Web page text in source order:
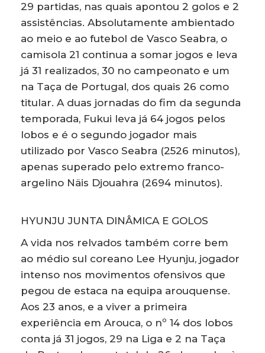
29 partidas, nas quais apontou 2 golos e 2
assistências. Absolutamente ambientado
ao meio e ao futebol de Vasco Seabra, o
camisola 21 continua a somar jogos e leva
já 31 realizados, 30 no campeonato e um
na Taça de Portugal, dos quais 26 como
titular. A duas jornadas do fim da segunda
temporada, Fukui leva já 64 jogos pelos
lobos e é o segundo jogador mais
utilizado por Vasco Seabra (2526 minutos),
apenas superado pelo extremo franco-
argelino Näis Djouahra (2694 minutos).
HYUNJU JUNTA DINÂMICA E GOLOS
A vida nos relvados também corre bem
ao médio sul coreano Lee Hyunju, jogador
intenso nos movimentos ofensivos que
pegou de estaca na equipa arouquense.
Aos 23 anos, e a viver a primeira
experiência em Arouca, o nº 14 dos lobos
conta já 31 jogos, 29 na Liga e 2 na Taça